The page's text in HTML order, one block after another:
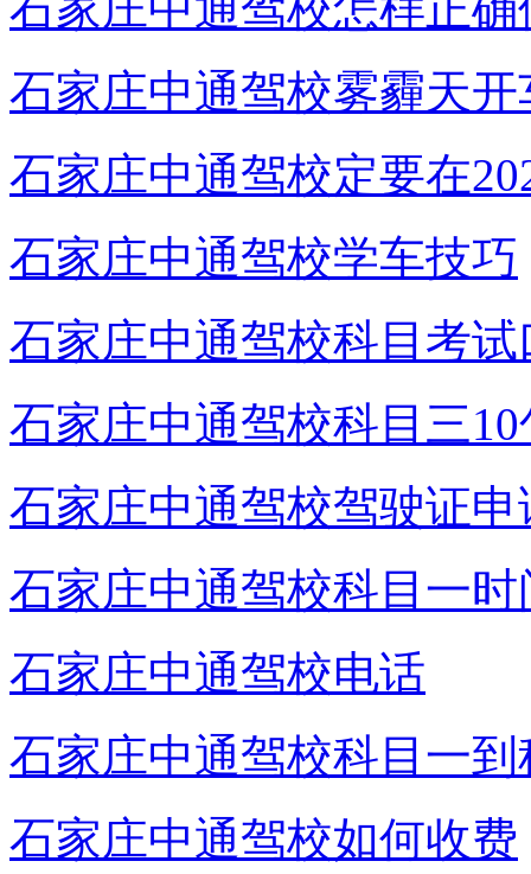
石家庄中通驾校雾霾天
石家庄中通驾校定要在
石家庄中通驾校学车技巧
石家庄中通驾校科目考试
石家庄中通驾校科目三
石家庄中通驾校驾驶证
石家庄中通驾校科目一时
石家庄中通驾校电话
石家庄中通驾校科目一
石家庄中通驾校如何收费